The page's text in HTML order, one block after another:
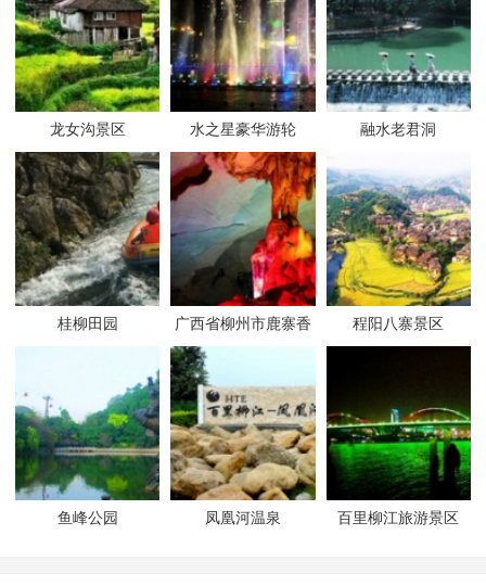
龙女沟景区 水之星豪华游轮 融水老君洞
桂柳田园
广西省柳州市鹿寨香
桥岩溶国家地质公园
程阳八寨景区
鱼峰公园 凤凰河温泉 百里柳江旅游景区